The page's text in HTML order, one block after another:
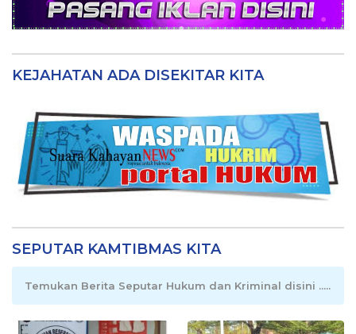
KEJAHATAN ADA DISEKITAR KITA
SEPUTAR KAMTIBMAS KITA
Temukan Berita Seputar Hukum dan Kriminal disini .....